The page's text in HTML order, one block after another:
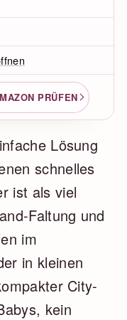
PRÜFEN
Lösung
schnelles
ist als viel
Faltung und
im
in kleinen
City-
kein